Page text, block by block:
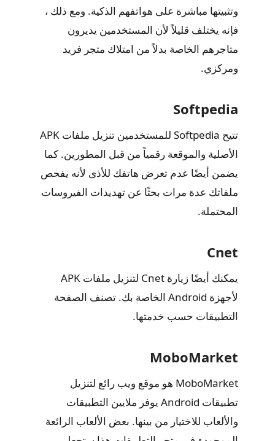
وتثبيتها مباشرة على هواتفهم الذكية. ومع ذلك ،
فإنه يختلف قليلاً لأن المستخدمين يديرون
متاجرهم الخاصة بدلاً من امتلاك متجر فريد
ومركزي.
Softpedia
تتيح Softpedia للمستخدمين تنزيل ملفات APK
الأصلية والموقعة رقمياً من قبل المطورين. كما
يضمن أيضًا عدم تعرض هاتفك للأذى لأنه يفحص
ملفاتك عدة مرات بحثًا عن تهديدات الفيروسات
المحتملة.
Cnet
يمكنك أيضًا زيارة Cnet لتنزيل ملفات APK
لأجهزة Android الخاصة بك. تصنف الصفحة
التطبيقات حسب خدمتها.
MoboMarket
MoboMarket هو موقع ويب رائع لتنزيل
تطبيقات Android يوفر ملايين التطبيقات
والألعاب للاختيار من بينها. بعض الألعاب الرائعة